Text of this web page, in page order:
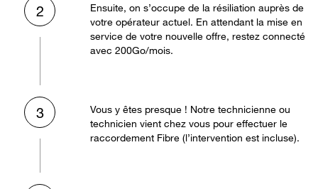
2
Ensuite, on s’occupe de la résiliation auprès de
votre opérateur actuel. En attendant la mise en
service de votre nouvelle offre, restez connecté
avec 200Go/mois.
3
Vous y êtes presque ! Notre technicienne ou
technicien vient chez vous pour effectuer le
raccordement Fibre (l’intervention est incluse).